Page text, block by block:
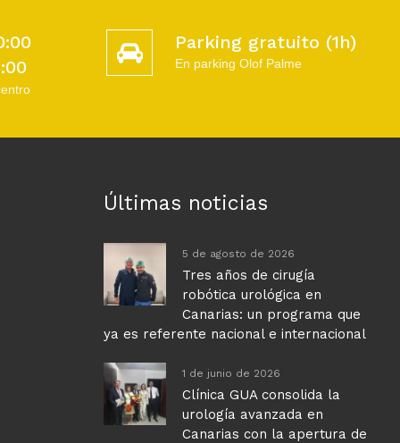
Parking gratuito (1h)
En parking Olof Palme
Últimas noticias
5 de agosto de 2026
Tres años de cirugía
robótica urológica en
Canarias: un programa que
ya es referente nacional e internacional
1 de junio de 2026
Clínica GUA consolida la
urología avanzada en
Canarias con la apertura de